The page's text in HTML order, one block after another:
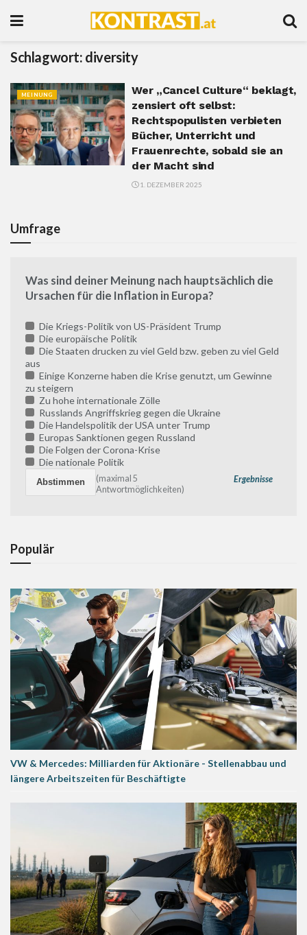
Schlagwort: diversity
MEINUNG
Wer „Cancel Culture“ beklagt,
zensiert oft selbst:
Rechtspopulisten verbieten
Bücher, Unterricht und
Frauenrechte, sobald sie an
der Macht sind
1. DEZEMBER 2025
Umfrage
Was sind deiner Meinung nach hauptsächlich die
Ursachen für die Inflation in Europa?
Die Kriegs-Politik von US-Präsident Trump
Die europäische Politik
Die Staaten drucken zu viel Geld bzw. geben zu viel Geld
aus
Einige Konzerne haben die Krise genutzt, um Gewinne
zu steigern
Zu hohe internationale Zölle
Russlands Angriffskrieg gegen die Ukraine
Die Handelspolitik der USA unter Trump
Europas Sanktionen gegen Russland
Die Folgen der Corona-Krise
Die nationale Politik
Ergebnisse
(maximal 5
Antwortmöglichkeiten)
Populär
VW & Mercedes: Milliarden für Aktionäre - Stellenabbau und
längere Arbeitszeiten für Beschäftigte